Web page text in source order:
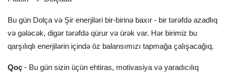
Bu gün Dolça və Şir enerjiləri bir-birinə baxır - bir tərəfdə azadlıq
və gələcək, digər tərəfdə qürur və ürək var. Hər birimiz bu
qarşılıqlı enerjilərin içində öz balansımızı tapmağa çalışacağıq.
Qoç - Bu gün sizin üçün ehtiras, motivasiya və yaradıcılıq